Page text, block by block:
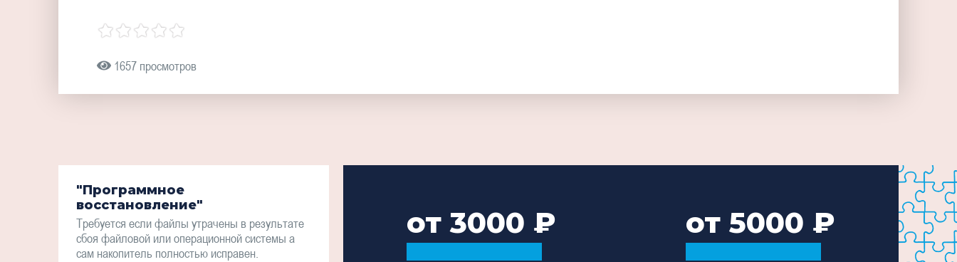
1657 просмотров
"Программное
восстановление"
Требуется если файлы утрачены в результате
сбоя файловой или операционной системы а
сам накопитель полностью исправен.
от 3000 от 5000